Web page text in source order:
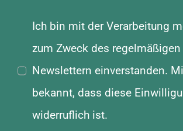
Ich bin mit der Verarbeitung
zum Zweck des
Newslettern einverstanden.
bekannt, dass diese
widerruflich ist.